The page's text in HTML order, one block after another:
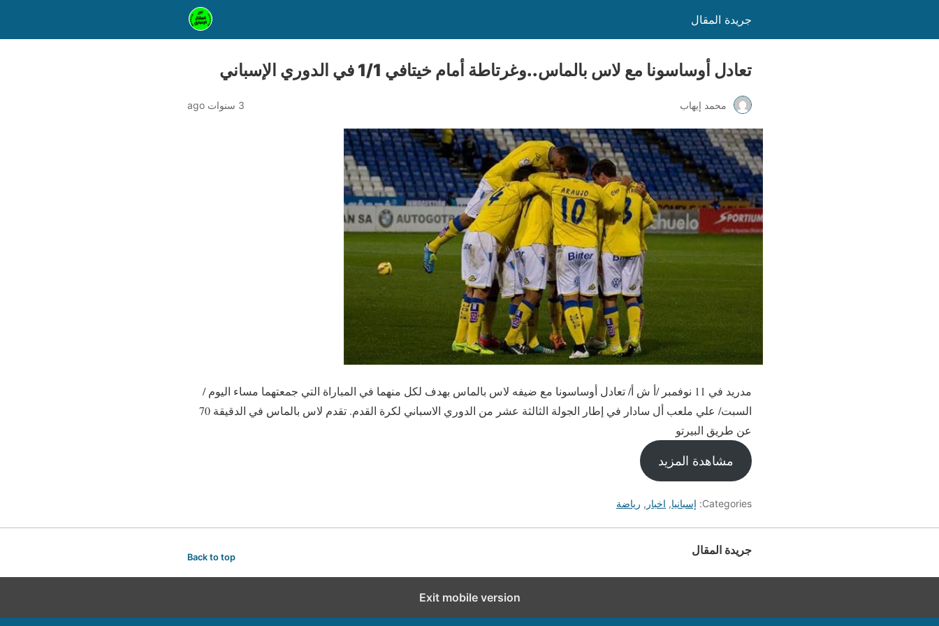
جريدة المقال
تعادل أوساسونا مع لاس بالماس..وغرتاطة أمام خيتافي 1/1 في الدوري الإسباني
محمد إيهاب 3 سنوات ago
مدريد في 11 نوفمبر /أ ش أ/ تعادل أوساسونا مع ضيفه لاس بالماس بهدف لكل منهما في المباراة التي جمعتهما مساء اليوم /
السبت/ علي ملعب أل سادار في إطار الجولة الثالثة عشر من الدوري الاسباني لكرة القدم. تقدم لاس بالماس في الدقيقة 70
عن طريق البيرتو
مشاهدة المزيد
Categories: إسبانيا, اخبار , رياضة
جريدة المقال Back to top
Exit mobile version